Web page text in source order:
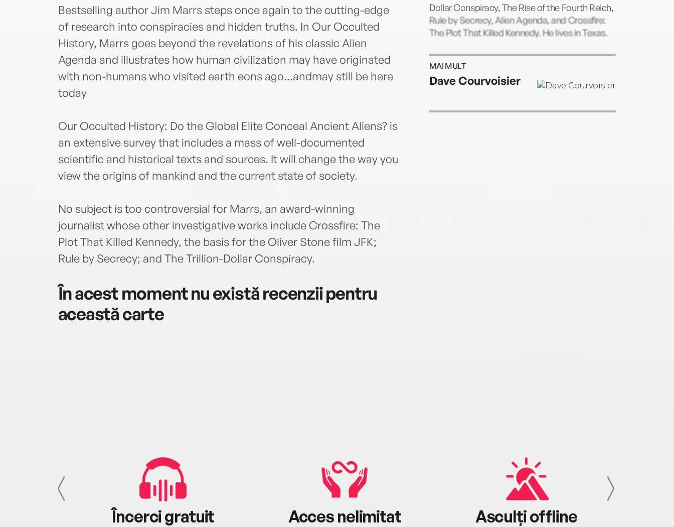
Bestselling author Jim Marrs steps once again to the cutting-edge
of research into conspiracies and hidden truths. In Our Occulted
History, Marrs goes beyond the revelations of his classic Alien
Agenda and illustrates how human civilization may have originated
with non-humans who visited earth eons ago...andmay still be here
today
Our Occulted History: Do the Global Elite Conceal Ancient Aliens? is
an extensive survey that includes a mass of well-documented
scientific and historical texts and sources. It will change the way you
view the origins of mankind and the current state of society.
No subject is too controversial for Marrs, an award-winning
journalist whose other investigative works include Crossfire: The
Plot That Killed Kennedy, the basis for the Oliver Stone film JFK;
Rule by Secrecy; and The Trillion-Dollar Conspiracy.
În acest moment nu există recenzii pentru
această carte
Dollar Conspiracy, The Rise of the Fourth Reich,
Rule by Secrecy, Alien Agenda, and Crossfire:
The Plot That Killed Kennedy. He lives in Texas.
MAI MULT
Dave Courvoisier
Încerci gratuit Acces nelimitat Asculți offline